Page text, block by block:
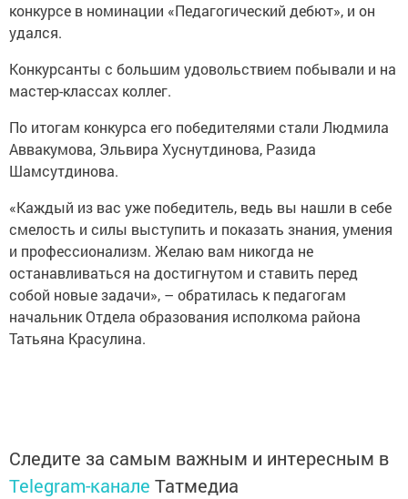
конкурсе в номинации «Педагогический дебют», и он
удался.
Конкурсанты с большим удовольствием побывали и на
мастер-классах коллег.
По итогам конкурса его победителями стали Людмила
Аввакумова, Эльвира Хуснутдинова, Разида
Шамсутдинова.
«Каждый из вас уже победитель, ведь вы нашли в себе
смелость и силы выступить и показать знания, умения
и профессионализм. Желаю вам никогда не
останавливаться на достигнутом и ставить перед
собой новые задачи», – обратилась к педагогам
начальник Отдела образования исполкома района
Татьяна ­Красулина.
Следите за самым важным и интересным в
Telegram-канале Татмедиа